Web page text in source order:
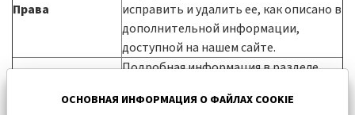
Права
исправить и удалить ее, как описано в
дополнительной информации,
доступной на нашем сайте.
информация
Подробная информация в разделе
КОНФИДЕНЦИАЛЬНОСТИ» нашего
ОСНОВНАЯ ИНФОРМАЦИЯ О ФАЙЛАХ COOKIE